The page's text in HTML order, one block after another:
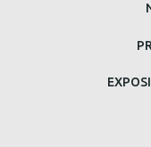
PRINCIPAL